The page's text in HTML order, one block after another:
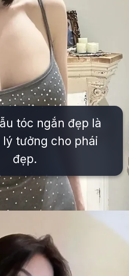
tóc ngắn đẹp là
lý tưởng cho phái
đẹp.